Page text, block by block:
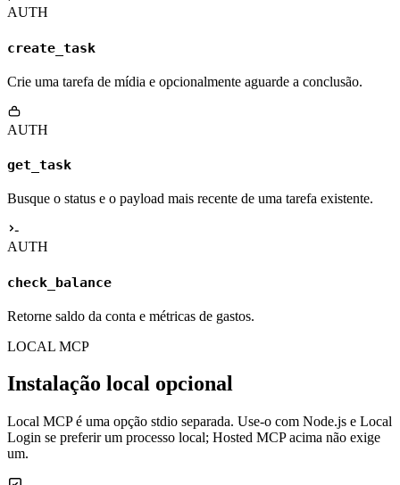
AUTH
create_task
Crie uma tarefa de mídia e opcionalmente aguarde a conclusão.
AUTH
get_task
Busque o status e o payload mais recente de uma tarefa existente.
AUTH
check_balance
Retorne saldo da conta e métricas de gastos.
LOCAL MCP
Instalação local opcional
Local MCP é uma opção stdio separada. Use-o com Node.js e Local
Login se preferir um processo local; Hosted MCP acima não exige
um.